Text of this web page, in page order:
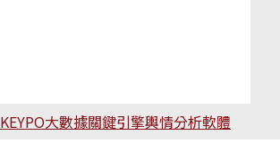
KEYPO大數據關鍵引擎輿情分析軟體